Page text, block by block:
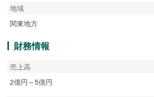
地域
関東地方
財務情報
売上高
2億円～5億円